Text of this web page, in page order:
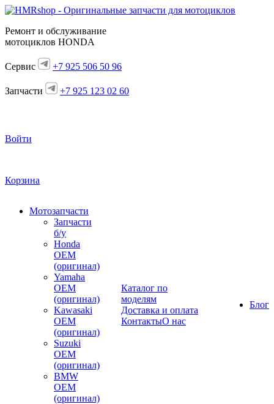
Ремонт и обслуживание
мотоциклов HONDA
Сервис +7 925 506 50 96
Запчасти +7 925 123 02 60
Войти
Корзина
Мотозапчасти
Запчасти
б/у
Honda
OEM
(оригинал)
Yamaha
OEM
(оригинал)
Kawasaki
OEM
(оригинал)
Suzuki
OEM
(оригинал)
BMW
OEM
(оригинал)
Каталог по
моделям
Доставка и оплата
КонтактыО нас
Блог